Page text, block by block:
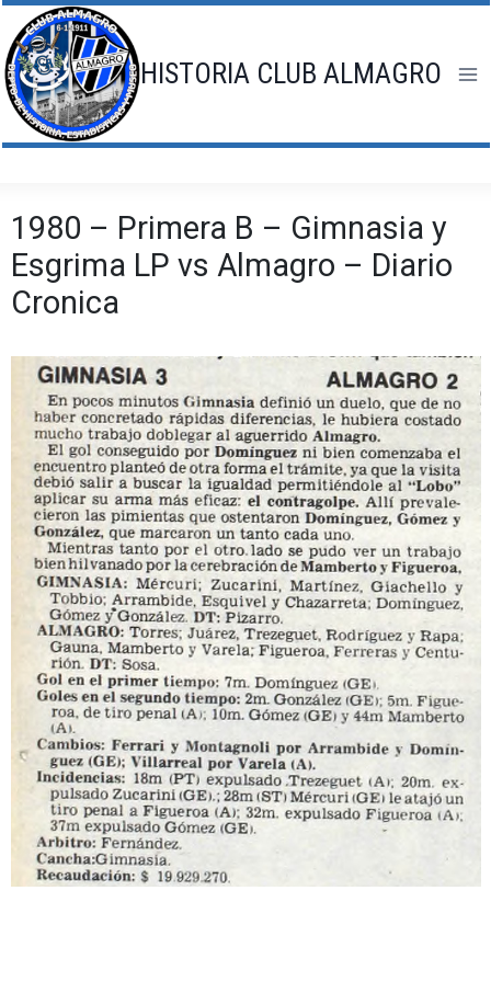
Saltar
al
contenido
HISTORIA CLUB ALMAGRO
1980 – Primera B – Gimnasia y
Esgrima LP vs Almagro – Diario
Cronica